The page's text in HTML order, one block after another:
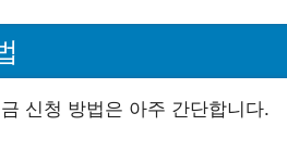
신청 방법은 아주 간단합니다.